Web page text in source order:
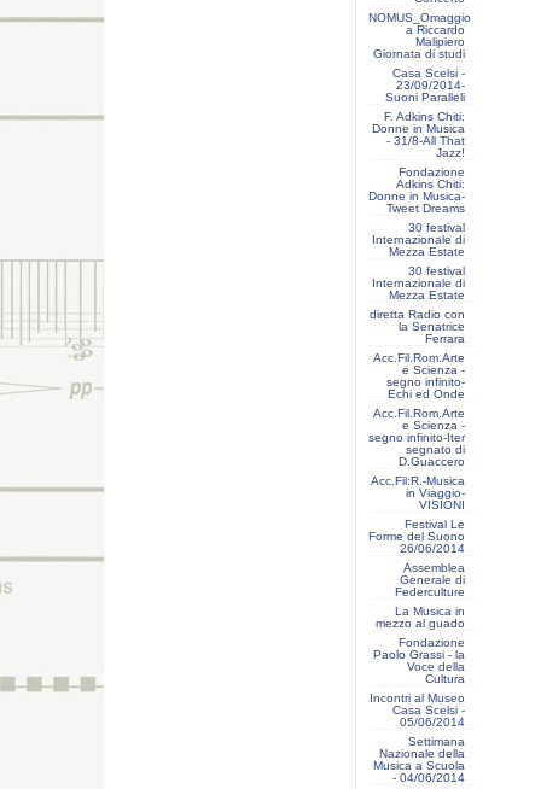
NOMUS_Omaggio
a Riccardo
Malipiero
Giornata di studi
Casa Scelsi -
23/09/2014-
Suoni Paralleli
F. Adkins Chiti:
Donne in Musica
- 31/8-All That
Jazz!
Fondazione
Adkins Chiti:
Donne in Musica-
Tweet Dreams
30 festival
Internazionale di
Mezza Estate
30 festival
Internazionale di
Mezza Estate
diretta Radio con
la Senatrice
Ferrara
Acc.Fil.Rom.Arte
e Scienza -
segno infinito-
Echi ed Onde
Acc.Fil.Rom.Arte
e Scienza -
segno infinito-Iter
segnato di
D.Guaccero
Acc.Fil:R.-Musica
in Viaggio-
VISIONI
Festival Le
Forme del Suono
26/06/2014
Assemblea
Generale di
Federculture
La Musica in
mezzo al guado
Fondazione
Paolo Grassi - la
Voce della
Cultura
Incontri al Museo
Casa Scelsi -
05/06/2014
Settimana
Nazionale della
Musica a Scuola
- 04/06/2014